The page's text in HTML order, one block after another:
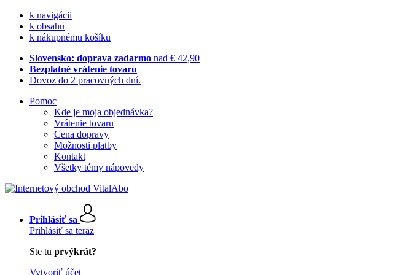
k navigácii
k obsahu
k nákupnému košíku
Slovensko: doprava zadarmo nad € 42,90
Bezplatné vrátenie tovaru
Dovoz do 2 pracovných dní.
Pomoc
Kde je moja objednávka?
Vrátenie tovaru
Cena dopravy
Možnosti platby
Kontakt
Všetky témy nápovedy
Prihlásiť sa
Prihlásiť sa teraz
Ste tu prvýkrát?
Vytvoriť účet